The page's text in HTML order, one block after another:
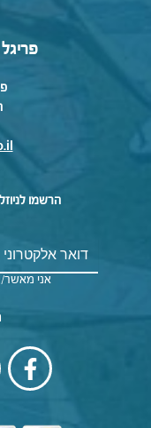
הרשמו
אני מאשר/